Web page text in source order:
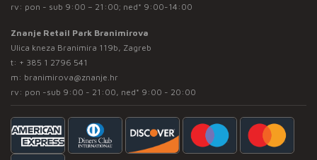
rv: pon - sub 9:00 – 21:00; ned* 9:00-14:00
Znanje Retail Park Branimirova
Ulica kneza Branimira 119b, Zagreb
t: + 385 1 2796 541
m: branimirova@znanje.hr
rv: pon -sub 9:00 - 21:00, ned* 9:00 - 20:00